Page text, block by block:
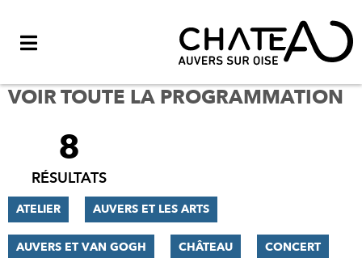
VOIR TOUTE LA PROGRAMMATION
FILTRER
RÉSULTATS
8
RÉSULTATS
ATELIER AUVERS ET LES ARTS
AUVERS ET VAN GOGH CHÂTEAU CONCERT